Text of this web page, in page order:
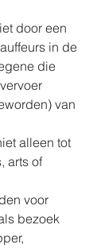
door een
in de
die
van
alleen tot
arts of
voor
bezoek